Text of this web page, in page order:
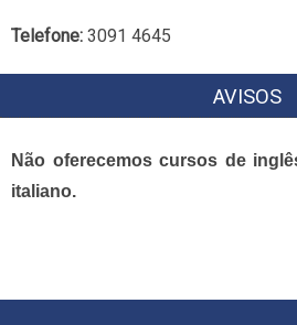
Telefone: 3091 4645
AVISOS
Não oferecemos cursos de
italiano.